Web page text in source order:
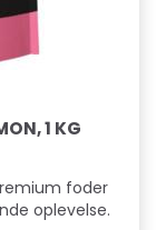
1 KG
foder
oplevelse.